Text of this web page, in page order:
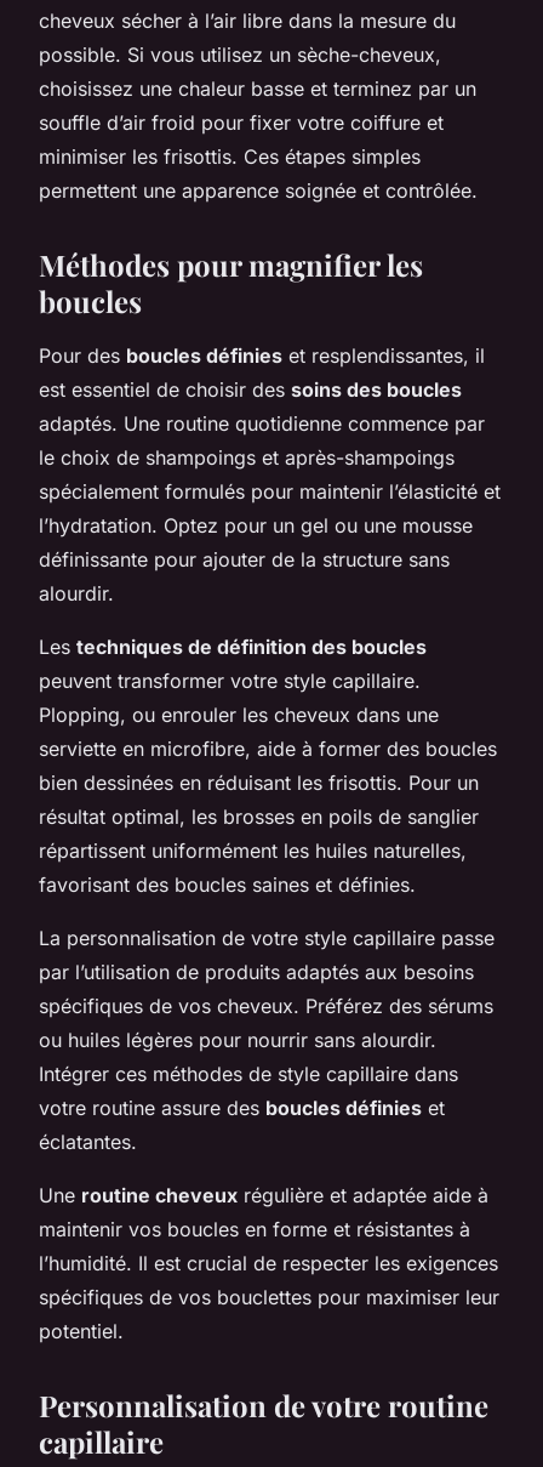
cheveux sécher à l’air libre dans la mesure du
possible. Si vous utilisez un sèche-cheveux,
choisissez une chaleur basse et terminez par un
souffle d’air froid pour fixer votre coiffure et
minimiser les frisottis. Ces étapes simples
permettent une apparence soignée et contrôlée.
Méthodes pour magnifier les
boucles
Pour des boucles définies et resplendissantes, il
est essentiel de choisir des soins des boucles
adaptés. Une routine quotidienne commence par
le choix de shampoings et après-shampoings
spécialement formulés pour maintenir l’élasticité et
l’hydratation. Optez pour un gel ou une mousse
définissante pour ajouter de la structure sans
alourdir.
Les techniques de définition des boucles
peuvent transformer votre style capillaire.
Plopping, ou enrouler les cheveux dans une
serviette en microfibre, aide à former des boucles
bien dessinées en réduisant les frisottis. Pour un
résultat optimal, les brosses en poils de sanglier
répartissent uniformément les huiles naturelles,
favorisant des boucles saines et définies.
La personnalisation de votre style capillaire passe
par l’utilisation de produits adaptés aux besoins
spécifiques de vos cheveux. Préférez des sérums
ou huiles légères pour nourrir sans alourdir.
Intégrer ces méthodes de style capillaire dans
votre routine assure des boucles définies et
éclatantes.
Une routine cheveux régulière et adaptée aide à
maintenir vos boucles en forme et résistantes à
l’humidité. Il est crucial de respecter les exigences
spécifiques de vos bouclettes pour maximiser leur
potentiel.
Personnalisation de votre routine
capillaire